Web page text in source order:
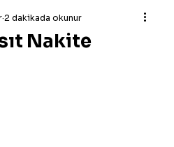
Nakite
2 dakikada okunur